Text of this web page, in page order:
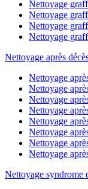
Nettoyage
Nettoyage
Nettoyage
Nettoyage
Nettoyage après
Nettoyage
Nettoyage
Nettoyage
Nettoyage
Nettoyage
Nettoyage
Nettoyage
Nettoyage
Nettoyage syndrome